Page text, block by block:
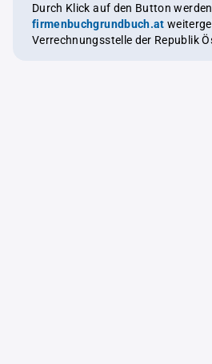
Durch Klick auf den Button
firmenbuchgrundbuch.at weitergeleitet, eine offizielle
Verrechnungsstelle der Republik